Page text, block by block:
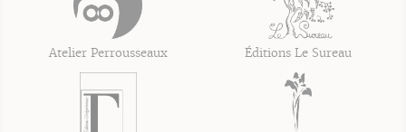
Atelier Perrousseaux Éditions Le Sureau